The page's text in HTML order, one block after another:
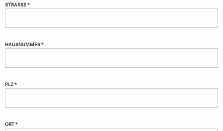
STRASSE *
HAUSNUMMER *
PLZ *
ORT *